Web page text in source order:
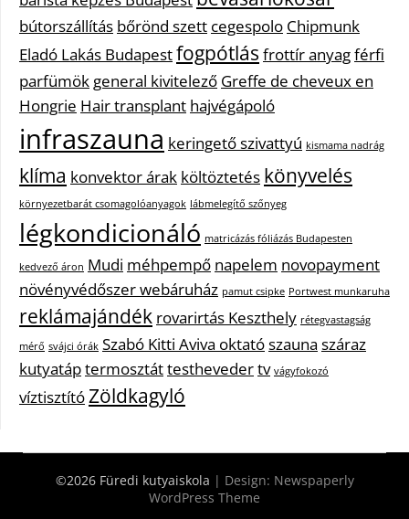
bútorszállítás bőrönd szett cegespolo Chipmunk
Eladó Lakás Budapestfogpótlás frottír anyagférfi
parfümök general kivitelező Greffe de cheveux en
Hongrie Hair transplant hajvégápoló
infraszauna keringető szivattyú kismama nadrág
klíma konvektor árak költöztetés könyvelés
környezetbarát csomagolóanyagok lábmelegítő szőnyeg
légkondicionáló matricázás fóliázás Budapesten
kedvező áron Mudi méhpempő napelem novopayment
növényvédőszer webáruház pamut csipke Portwest munkaruha
reklámajándék rovarirtás Keszthely rétegvastagság
mérő svájci órák Szabó Kitti Aviva oktatószauna száraz
kutyatáptermosztáttesthevedertv vágyfokozó
víztisztítóZöldkagyló
©2026 Füredi kutyaiskola | Design: Newspaperly
WordPress Theme